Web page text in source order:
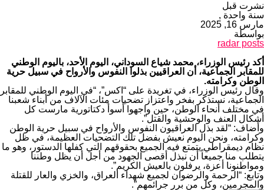
نشرت قبل
سنة واحدة ,
مارس 16, 2025
بواسطة
radar posts
أكد رئيس الوزراء، محمد شياع السوداني، اليوم الأحد، باليوم الوطني
للمقابر الجماعية، أن العراقيين بذلوا النفوس والأرواح في سبيل حرية
الوطن وكرامته.
وقال رئيس الوزراء، في تغريدة على “اكس”، “في اليوم الوطني للمقابر
الجماعية، نستذكر بفخر واعتزاز تضحيات مئات الآلاف من أبناء شعبنا
في مختلف أنحاء الوطن، حين واجهوا أسوأ دكتاتورية مارست كل
أشكال العنف والوحشية والقتل”.
وأضاف: “لقد بذل العراقيون النفوس والأرواح في سبيل حرية الوطن
وكرامته، ونحن اليوم نعيش بفضل تلك التضحيات العظيمة، في ظل
نظام ديمقراطي يتمتع فيه الجميع بحقوقهم التي كفلها الدستور، وهو ما
يتطلب منا جميعاً أن نبذل أقصى الجهود من أجل أن يظل وطننا
ومواطنونا أعزة، يرفلون بالعيش الكريم”.
وتابع: “الرحمة والرضوان لجميع شهداء العراق، والخزي والعار للقتلة
والمجرمين، وكل من برر جرائمهم”.